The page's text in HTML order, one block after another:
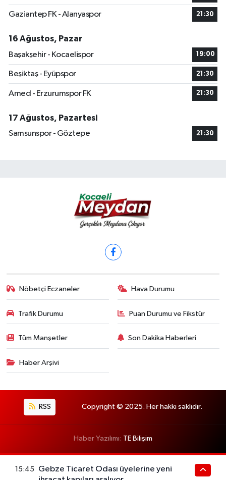
Gaziantep FK - Alanyaspor 21:30
16 Ağustos, Pazar
Başakşehir - Kocaelispor
19:00
Beşiktaş - Eyüpspor 21:30
Amed - Erzurumspor FK 21:30
17 Ağustos, Pazartesi
Samsunspor - Göztepe
21:30
Nöbetçi Eczaneler Hava Durumu
Trafik Durumu Puan Durumu ve Fikstür
Tüm Manşetler Son Dakika Haberleri
Haber Arşivi
RSS Copyright © 2025. Her hakkı saklıdır.
Haber Yazılımı: TE Bilişim
15:45
Gebze Ticaret Odası üyelerine yeni